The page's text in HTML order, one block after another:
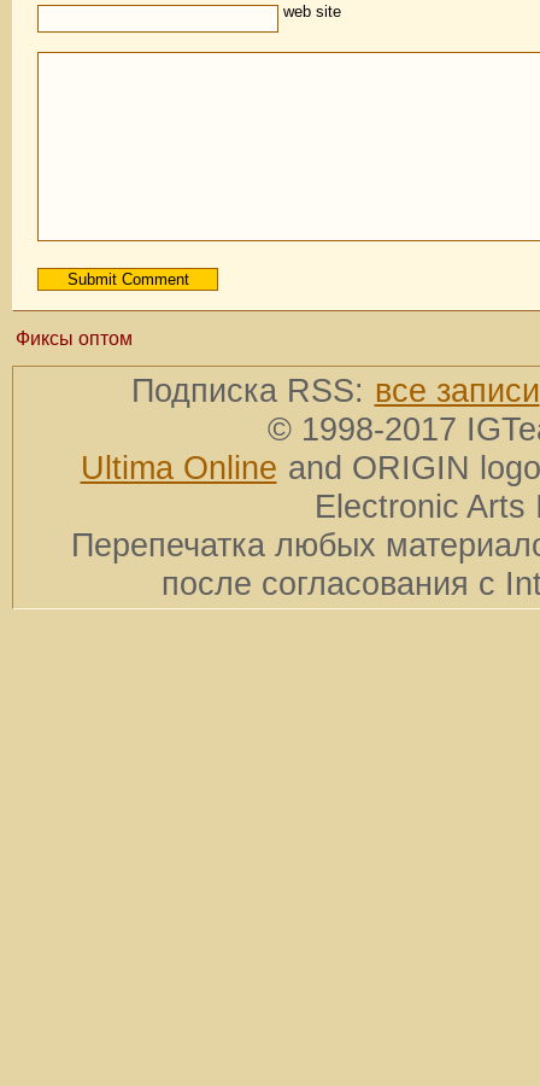
web site
Фиксы оптом
Подписка RSS: все записи
© 1998-2017
Ultima Online and ORIGIN
Electronic Arts
Перепечатка любых
после согласования с